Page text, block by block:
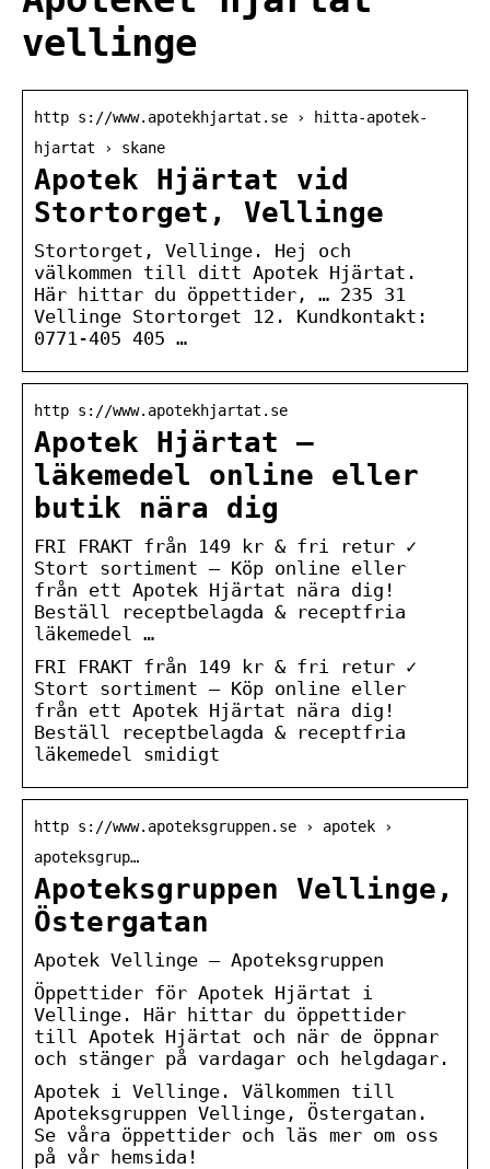
vellinge
http s://www.apotekhjartat.se › hitta-apotek-
hjartat › skane
Apotek Hjärtat vid
Stortorget, Vellinge
Stortorget, Vellinge. Hej och
välkommen till ditt Apotek Hjärtat.
Här hittar du öppettider, … 235 31
Vellinge Stortorget 12. Kundkontakt:
0771-405 405 …
http s://www.apotekhjartat.se
Apotek Hjärtat –
läkemedel online eller
butik nära dig
FRI FRAKT från 149 kr & fri retur ✓
Stort sortiment – Köp online eller
från ett Apotek Hjärtat nära dig!
Beställ receptbelagda & receptfria
läkemedel …
FRI FRAKT från 149 kr & fri retur ✓
Stort sortiment – Köp online eller
från ett Apotek Hjärtat nära dig!
Beställ receptbelagda & receptfria
läkemedel smidigt
http s://www.apoteksgruppen.se › apotek ›
apoteksgrup…
Apoteksgruppen Vellinge,
Östergatan
Apotek Vellinge – Apoteksgruppen
Öppettider för Apotek Hjärtat i
Vellinge. Här hittar du öppettider
till Apotek Hjärtat och när de öppnar
och stänger på vardagar och helgdagar.
Apotek i Vellinge. Välkommen till
Apoteksgruppen Vellinge, Östergatan.
Se våra öppettider och läs mer om oss
på vår hemsida!